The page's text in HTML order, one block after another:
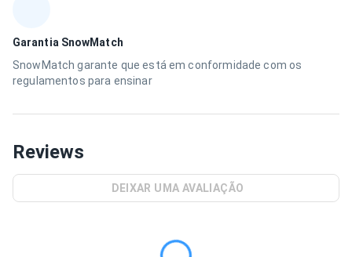
Garantia SnowMatch
SnowMatch garante que está em conformidade com os
regulamentos para ensinar
Reviews
DEIXAR UMA AVALIAÇÃO